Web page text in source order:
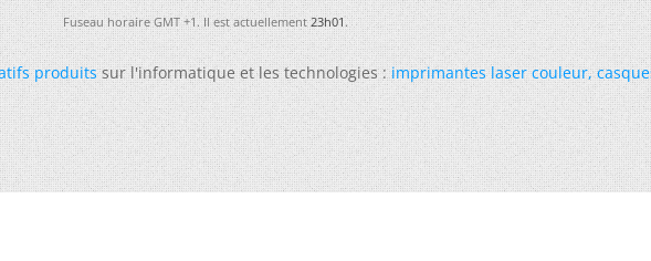
Fuseau horaire GMT +1. Il est actuellement23h01.
produitssur l'informatique et les technologies :imprimantes laser couleur,